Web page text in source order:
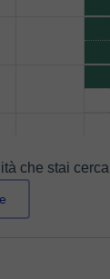
che stai